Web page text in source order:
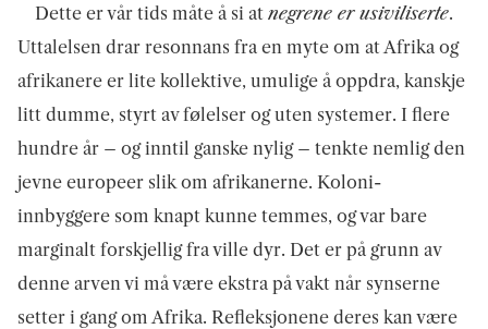
Dette er vår tids måte å si at negrene er usiviliserte.
Uttalelsen drar resonnans fra en myte om at Afrika og
afrikanere er lite kollektive, umulige å oppdra, kanskje
litt dumme, styrt av følelser og uten systemer. I flere
hundre år – og inntil ganske nylig – tenkte nemlig den
jevne europeer slik om afrikanerne. Koloni-
innbyggere som knapt kunne temmes, og var bare
marginalt forskjellig fra ville dyr. Det er på grunn av
denne arven vi må være ekstra på vakt når synserne
setter i gang om Afrika. Refleksjonene deres kan være